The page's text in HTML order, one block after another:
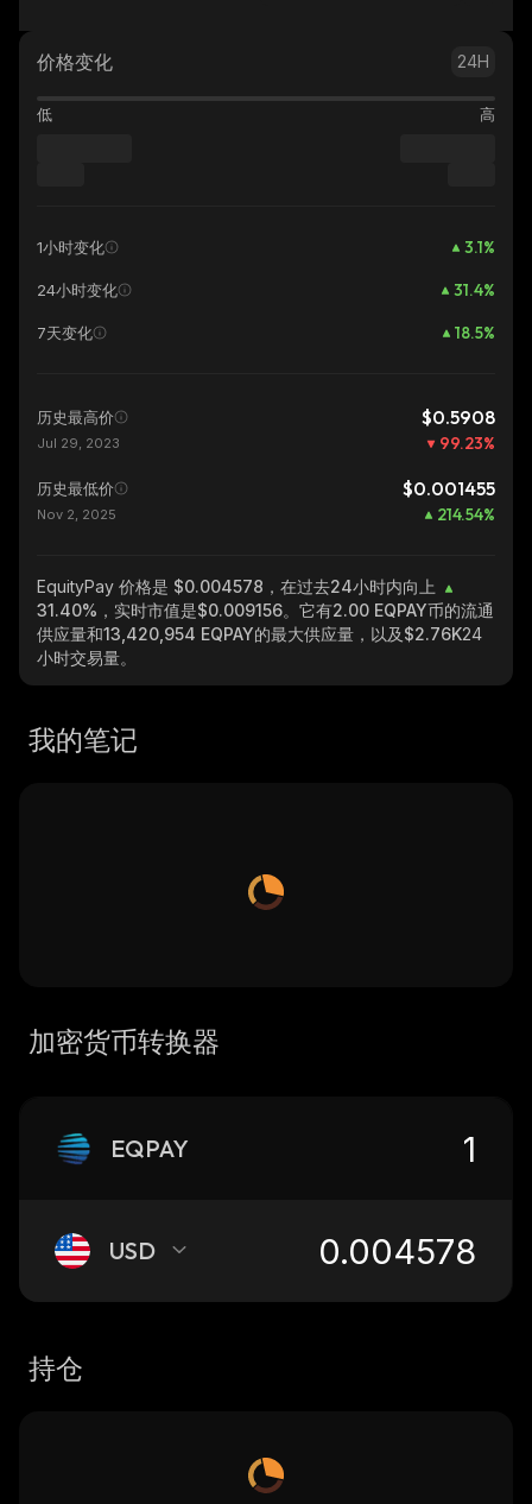
价格变化 24H
低 高
1小时变化 3.1%
24小时变化 31.4%
7天变化 18.5%
历史最高价 $0.5908
Jul 29, 2023 99.23%
历史最低价 $0.001455
Nov 2, 2025 214.54%
EquityPay 价格是 $0.004578，在过去24小时内向上
31.40% ，实时市值是$0.009156。它有2.00 EQPAY币的流通
供应量和13,420,954 EQPAY的最大供应量，以及$2.76K24
小时交易量。
我的笔记
加密货币转换器
EQPAY
USD
持仓